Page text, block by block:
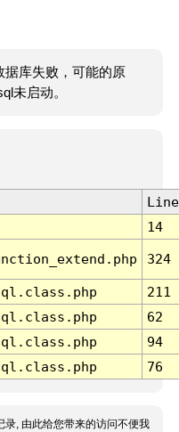
据库失败，可能的原
未启动。
Line
14
324
211
62
94
76
录, 由此给您带来的访问不便我